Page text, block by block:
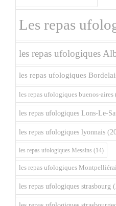
Les repas
les repas ufologiques
les repas ufologiques
les repas ufologiques buenos-aires
les repas ufologiques Lons-Le-
les repas ufologiques lyonnais
les repas ufologiques Messins (14)
les repas ufologiques
les repas ufologiques strasbourg